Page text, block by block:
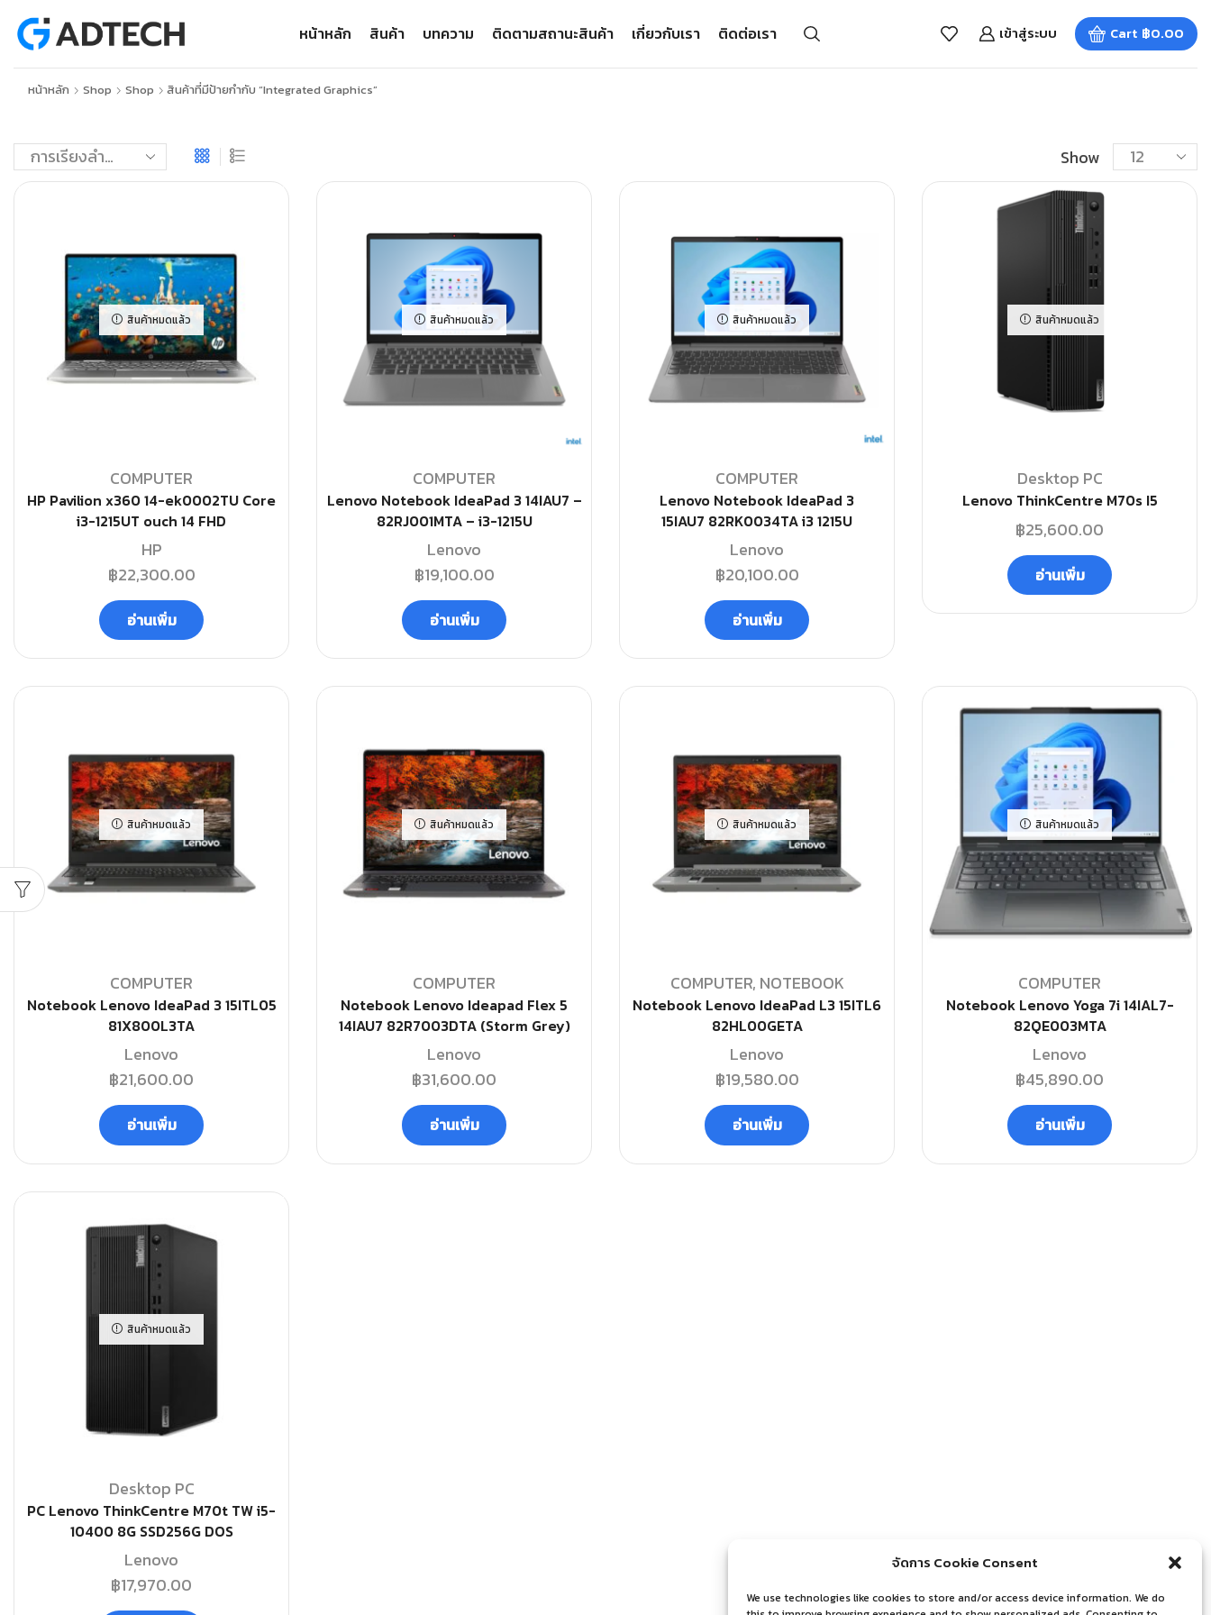
จัดการ Cookie Consent
We use technologies like cookies to store and/or access device information. We do
หน้าหลัก สินค้า บทความ ติดตามสถานะสินค้า เกี่ยวกับเรา ติดต่อเรา เข้าสู่ระบบ Cart ฿0.00
หน้าหลัก Shop Shop สินค้าที่มีป้ายกำกับ “Integrated Graphics”
Show
สินค้าหมดแล้ว
COMPUTER
HP Pavilion x360 14-ek0002TU Core
i3-1215UT ouch 14 FHD
HP
฿22,300.00
อ่านเพิ่ม
สินค้าหมดแล้ว
COMPUTER
Lenovo Notebook IdeaPad 3 14IAU7 –
82RJ001MTA – i3-1215U
Lenovo
฿19,100.00
อ่านเพิ่ม
สินค้าหมดแล้ว
COMPUTER
Lenovo Notebook IdeaPad 3
15IAU7 82RK0034TA i3 1215U
Lenovo
฿20,100.00
อ่านเพิ่ม
สินค้าหมดแล้ว
Desktop PC
Lenovo ThinkCentre M70s I5
฿25,600.00
อ่านเพิ่ม
สินค้าหมดแล้ว
COMPUTER
Notebook Lenovo IdeaPad 3 15ITL05
81X800L3TA
Lenovo
฿21,600.00
อ่านเพิ่ม
สินค้าหมดแล้ว
COMPUTER
Notebook Lenovo Ideapad Flex 5
14IAU7 82R7003DTA (Storm Grey)
Lenovo
฿31,600.00
อ่านเพิ่ม
สินค้าหมดแล้ว
COMPUTER, NOTEBOOK
Notebook Lenovo IdeaPad L3 15ITL6
82HL00GETA
Lenovo
฿19,580.00
อ่านเพิ่ม
สินค้าหมดแล้ว
COMPUTER
Notebook Lenovo Yoga 7i 14IAL7-
82QE003MTA
Lenovo
฿45,890.00
อ่านเพิ่ม
สินค้าหมดแล้ว
Desktop PC
PC Lenovo ThinkCentre M70t TW i5-
10400 8G SSD256G DOS
Lenovo
฿17,970.00